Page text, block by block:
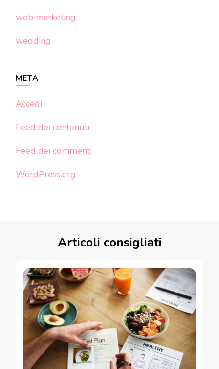
web marketing
wedding
META
Accedi
Feed dei contenuti
Feed dei commenti
WordPress.org
Articoli consigliati